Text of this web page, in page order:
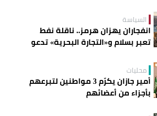
السياسة
انفجاران يهزان هرمز.. ناقلة نفط
تعبر بسلام و«التجارة البحرية» تدعو
محليات
أمير جازان يكرّم 3 مواطنين لتبرعهم
بأجزاء من أعضائهم